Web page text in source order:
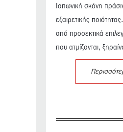
Ιαπωνική σκόνη
εξαιρετικής
από προσεκτικά
που ατμίζονται,